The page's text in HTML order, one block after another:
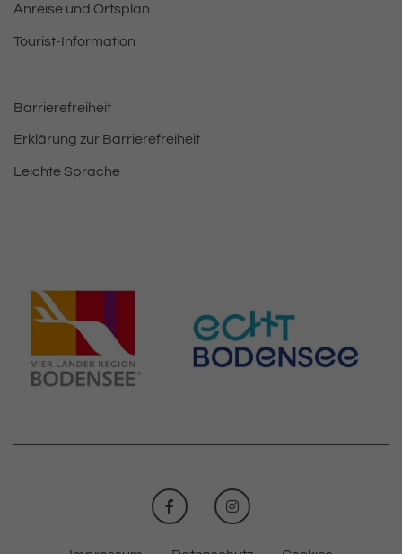
Anreise und Ortsplan
Tourist-Information
Barrierefreiheit
Erklärung zur Barrierefreiheit
Leichte Sprache
FACEBOOKINSTAGRAM